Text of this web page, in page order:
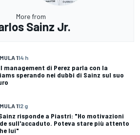
More from
Sainz Jr.
114 h
Il management di Perez parla con la
sperando nei dubbi di Sainz sul suo
112 g
Sainz risponde a Piastri: "Ho motivazioni
sull'accaduto. Poteva stare più attento
lui"